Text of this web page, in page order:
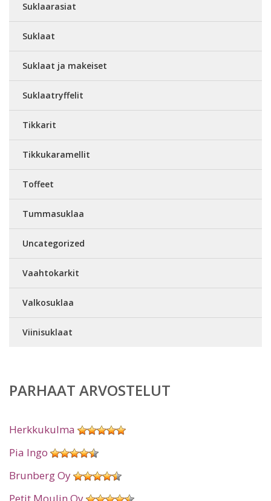
Suklaarasiat
Suklaat
Suklaat ja makeiset
Suklaatryffelit
Tikkarit
Tikkukaramellit
Toffeet
Tummasuklaa
Uncategorized
Vaahtokarkit
Valkosuklaa
Viinisuklaat
PARHAAT ARVOSTELUT
Herkkukulma
Pia Ingo
Brunberg Oy